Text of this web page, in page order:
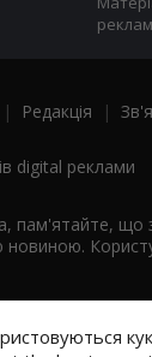
| Редакція |
digital реклами
пам'ятайте, що
новиною.